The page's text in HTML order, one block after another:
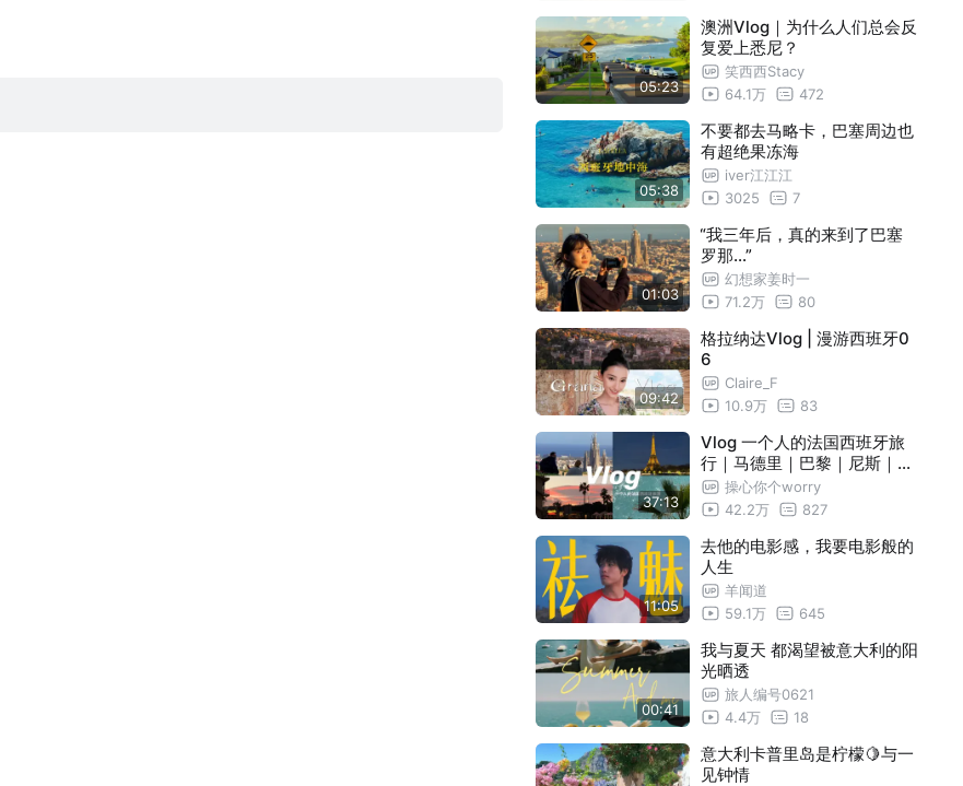
05:23
澳洲Vlog｜为什么人们总会反
复爱上悉尼？
笑西西Stacy
64.1万
472
05:38
不要都去马略卡，巴塞周边也
有超绝果冻海
iver江江江
3025
7
01:03
“我三年后，真的来到了巴塞
罗那…”
幻想家姜时一
71.2万
80
09:42
格拉纳达Vlog | 漫游西班牙0
6
Claire_F
10.9万
83
37:13
Vlog 一个人的法国西班牙旅
行｜马德里｜巴黎｜尼斯｜巴
塞罗那｜是毕业旅行也是圆梦
之旅
操心你个worry
42.2万
827
11:05
去他的电影感，我要电影般的
人生
羊闻道
59.1万
645
00:41
我与夏天 都渴望被意大利的阳
光晒透
旅人编号0621
4.4万
18
意大利卡普里岛是柠檬🍋与一
见钟情